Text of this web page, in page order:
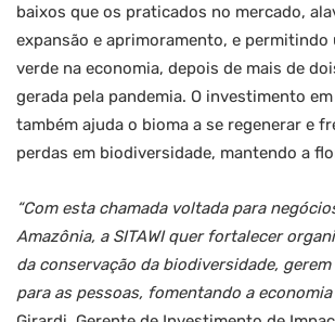
baixos que os praticados no mercado,
expansão e aprimoramento, e permitindo
verde na economia, depois de mais de
gerada pela pandemia. O investimento
também ajuda o bioma a se regenerar e
perdas em biodiversidade, mantendo a
“Com esta chamada voltada para
Amazônia, a SITAWI quer fortalecer
da conservação da biodiversidade,
para as pessoas, fomentando a economia